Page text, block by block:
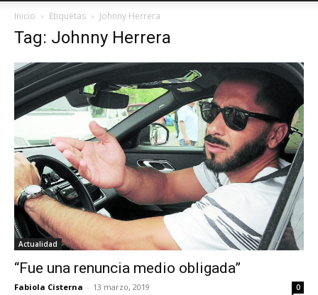
Inicio Etiquetas Johnny Herrera
Tag: Johnny Herrera
Actualidad
“Fue una renuncia medio obligada”
Fabiola Cisterna - 13 marzo, 2019 0